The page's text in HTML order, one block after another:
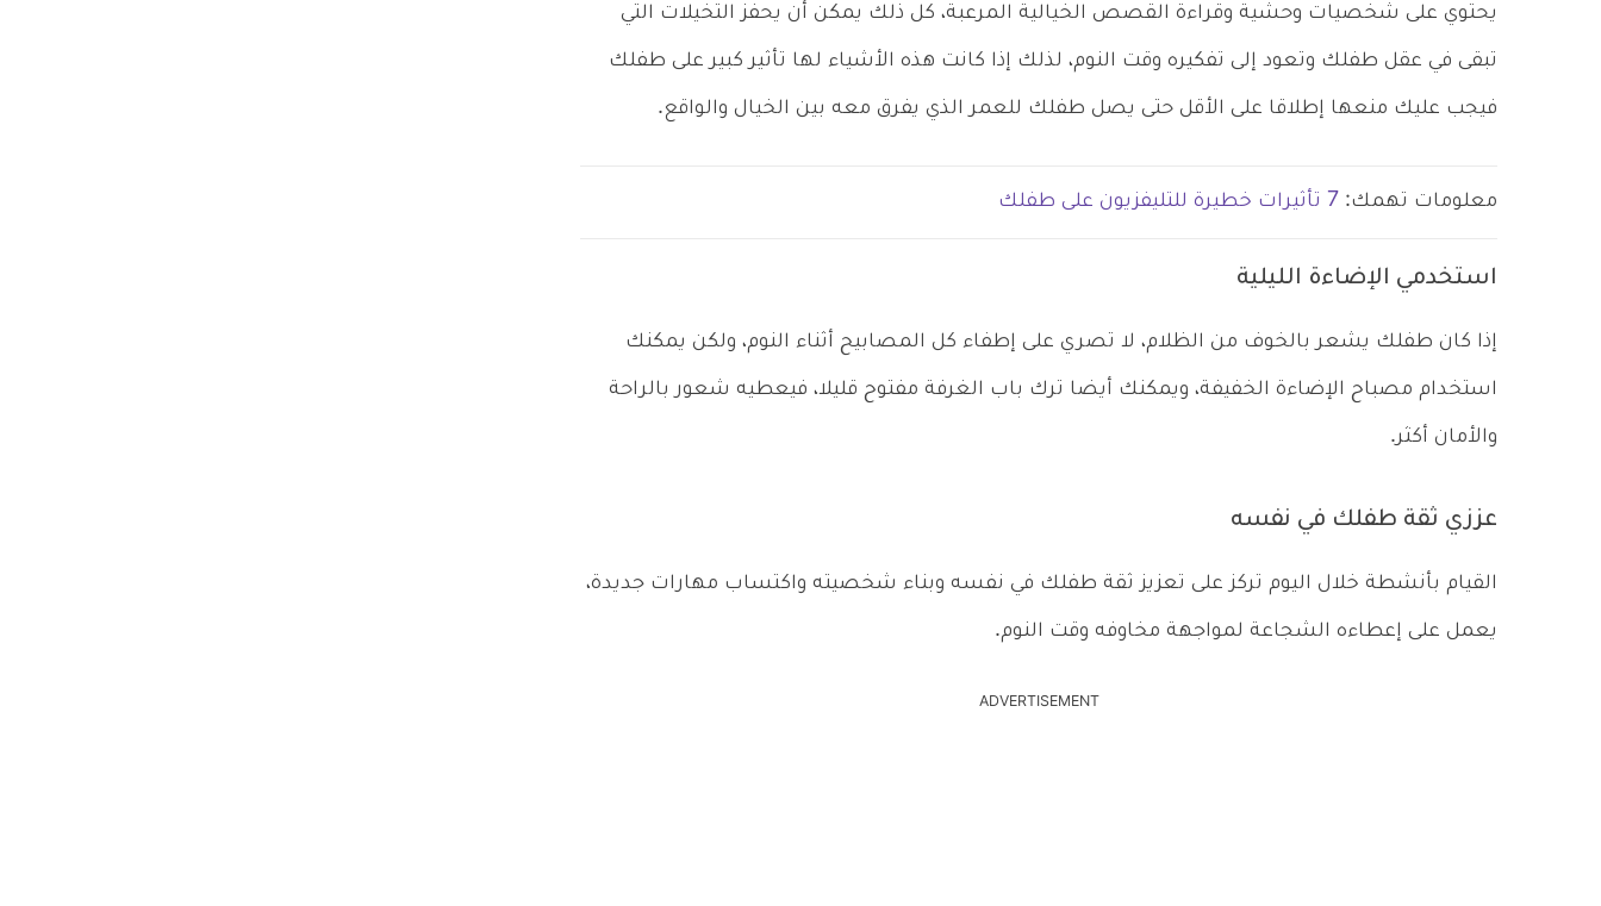
يحتوي على شخصيات وحشية وقراءة القصص الخيالية المرعبة، كل ذلك يمكن أن يحفز التخيلات التي
تبقى في عقل طفلك وتعود إلى تفكيره وقت النوم، لذلك إذا كانت هذه الأشياء لها تأثير كبير على طفلك
فيجب عليك منعها إطلاقا على الأقل حتى يصل طفلك للعمر الذي يفرق معه بين الخيال والواقع.
معلومات تهمك: 7 تأثيرات خطيرة للتليفزيون على طفلك
استخدمي الإضاءة الليلية
إذا كان طفلك يشعر بالخوف من الظلام، لا تصري على إطفاء كل المصابيح أثناء النوم، ولكن يمكنك
استخدام مصباح الإضاءة الخفيفة، ويمكنك أيضا ترك باب الغرفة مفتوح قليلا، فيعطيه شعور بالراحة
والأمان أكثر.
عززي ثقة طفلك في نفسه
القيام بأنشطة خلال اليوم تركز على تعزيز ثقة طفلك في نفسه وبناء شخصيته واكتساب مهارات جديدة،
يعمل على إعطاءه الشجاعة لمواجهة مخاوفه وقت النوم.
ADVERTISEMENT